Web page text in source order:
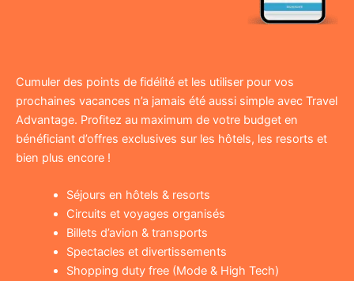
Cumuler des points de fidélité et les utiliser pour vos
prochaines vacances n’a jamais été aussi simple avec Travel
Advantage. Profitez au maximum de votre budget en
bénéficiant d’offres exclusives sur les hôtels, les resorts et
bien plus encore !
Séjours en hôtels & resorts
Circuits et voyages organisés
Billets d’avion & transports
Spectacles et divertissements
Shopping duty free (Mode & High Tech)